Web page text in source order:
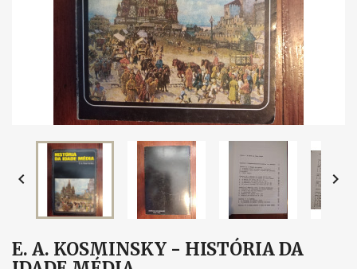
 
E. A. KOSMINSKY - HISTÓRIA DA